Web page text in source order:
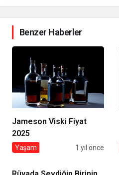
Benzer Haberler
Jameson Viski Fiyat
2025
Yaşam 1 yıl önce